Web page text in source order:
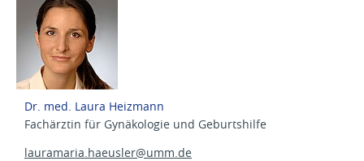
Dr. med. Laura Heizmann
Fachärztin für Gynäkologie und Geburtshilfe
lauramaria.haeusler@umm.de